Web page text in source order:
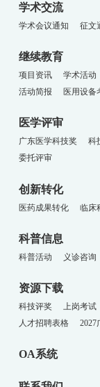
学术交流
学术会议通知 征文
继续教育
项目资讯 学术活动
活动简报
医用设备
医学评审
广东医学科技奖 科
委托评审
创新转化
医药成果转化 临床
科普信息
科普活动 义诊咨询
资源下载
科技评奖 上岗考试
人才招聘表格
2027
OA系统